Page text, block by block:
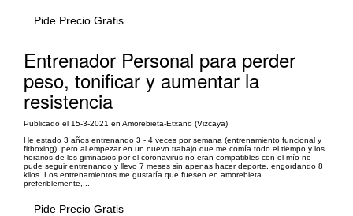
Pide Precio Gratis
Entrenador Personal para perder
peso, tonificar y aumentar la
resistencia
Publicado el 15-3-2021 en Amorebieta-Etxano (Vizcaya)
He estado 3 años entrenando 3 - 4 veces por semana (entrenamiento funcional y
fitboxing), pero al empezar en un nuevo trabajo que me comía todo el tiempo y los
horarios de los gimnasios por el coronavirus no eran compatibles con el mío no
pude seguir entrenando y llevo 7 meses sin apenas hacer deporte, engordando 8
kilos. Los entrenamientos me gustaría que fuesen en amorebieta
preferiblemente,...
Pide Precio Gratis